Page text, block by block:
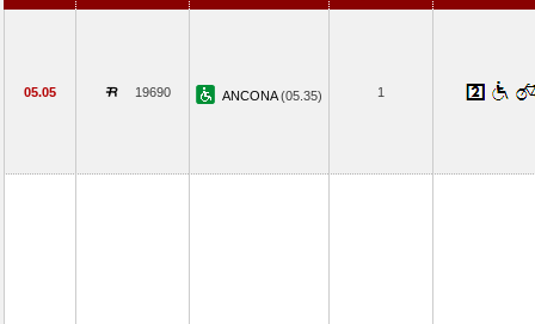
05.05 19690 ANCONA(05.35) 1